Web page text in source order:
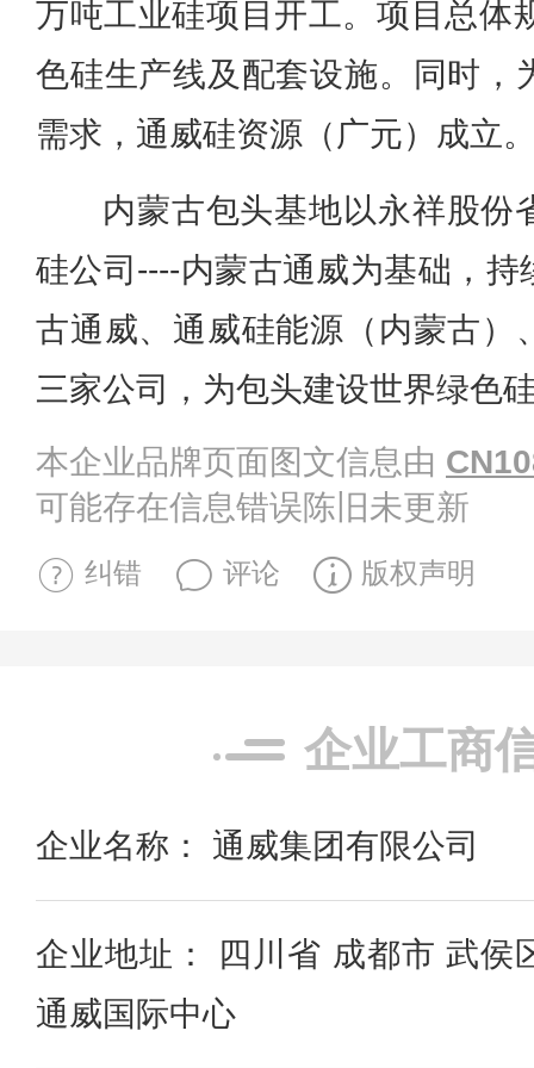
万吨工业硅项目开工。项目总体
色硅生产线及配套设施。同时，
需求，通威硅资源（广元）成立
内蒙古包头基地以永祥股份
硅公司----内蒙古通威为基础，
古通威、通威硅能源（内蒙古）
三家公司，为包头建设世界绿色
本企业品牌页面图文信息由
可能存在信息错误陈旧未更新
纠错 评论 版权声明
企业工商
企业名称： 通威集团有限公司
企业地址： 四川省 成都市 武侯
通威国际中心